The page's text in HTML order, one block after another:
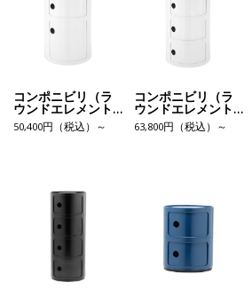
コンポニビリ（ラ
ウンドエレメント
LH）
50,400円（税込）～
コンポニビリ（ラ
ウンドエレメント
L3）
63,800円（税込）～